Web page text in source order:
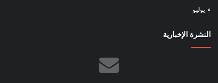
« يوليو
النشرة الإخبارية